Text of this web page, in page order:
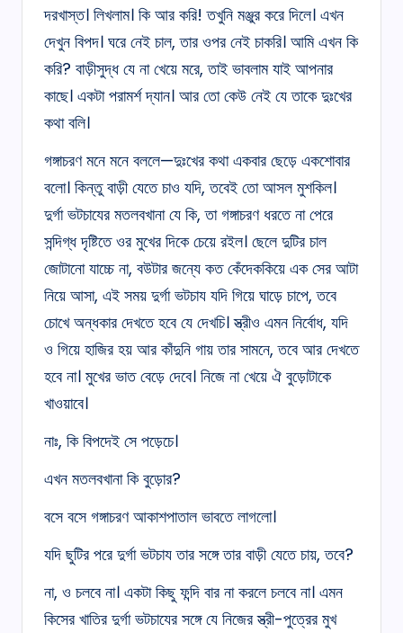
দরখাস্ত। লিখলাম। কি আর করি! তখুনি মঞ্জুর করে দিলে। এখন
দেখুন বিপদ। ঘরে নেই চাল, তার ওপর নেই চাকরি। আমি এখন কি
করি? বাড়ীসুদ্ধ যে না খেয়ে মরে, তাই ভাবলাম যাই আপনার
কাছে। একটা পরামর্শ দ্যান। আর তো কেউ নেই যে তাকে দুঃখের
কথা বলি।
গঙ্গাচরণ মনে মনে বললে—দুঃখের কথা একবার ছেড়ে একশোবার
বলো। কিন্তু বাড়ী যেতে চাও যদি, তবেই তো আসল মুশকিল।
দুর্গা ভটচাযের মতলবখানা যে কি, তা গঙ্গাচরণ ধরতে না পেরে
সন্দিগ্ধ দৃষ্টিতে ওর মুখের দিকে চেয়ে রইল। ছেলে দুটির চাল
জোটানো যাচ্চে না, বউটার জন্যে কত কেঁদেককিয়ে এক সের আটা
নিয়ে আসা, এই সময় দুর্গা ভটচায যদি গিয়ে ঘাড়ে চাপে, তবে
চোখে অন্ধকার দেখতে হবে যে দেখচি। স্ত্রীও এমন নির্বোধ, যদি
ও গিয়ে হাজির হয় আর কাঁদুনি গায় তার সামনে, তবে আর দেখতে
হবে না। মুখের ভাত বেড়ে দেবে। নিজে না খেয়ে ঐ বুড়োটাকে
খাওয়াবে।
নাঃ, কি বিপদেই সে পড়েচে।
এখন মতলবখানা কি বুড়োর?
বসে বসে গঙ্গাচরণ আকাশপাতাল ভাবতে লাগলো।
যদি ছুটির পরে দুর্গা ভটচায তার সঙ্গে তার বাড়ী যেতে চায়, তবে?
না, ও চলবে না। একটা কিছু ফন্দি বার না করলে চলবে না। এমন
কিসের খাতির দুর্গা ভটচাযের সঙ্গে যে নিজের স্ত্রী-পুত্রের মুখ